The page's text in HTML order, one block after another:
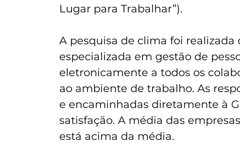
Lugar para Trabalhar”).
A pesquisa de clima foi
especializada em gestão de
eletronicamente a todos os
ao ambiente de trabalho. As
e encaminhadas diretamente à
satisfação. A média das
está acima da média.